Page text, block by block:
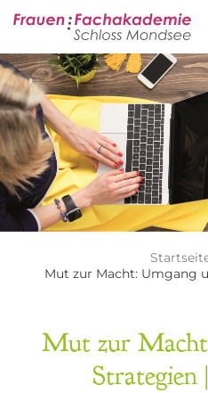
Mut zur Macht: Umgang
Mut zur